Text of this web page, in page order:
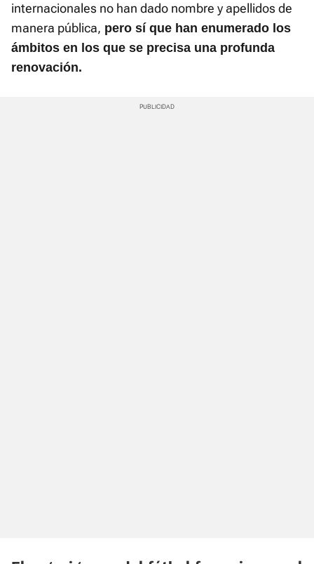
internacionales no han dado nombre y apellidos de
manera pública, pero sí que han enumerado los
ámbitos en los que se precisa una profunda
renovación.